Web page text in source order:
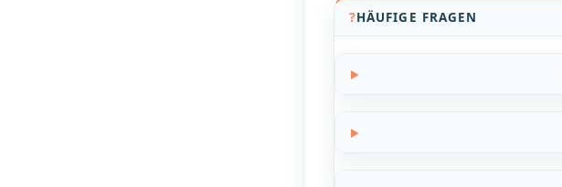
HÄUFIGE FRAGEN